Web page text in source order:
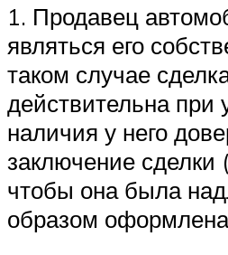
1. Продавец
являться его
таком случае
действительна при
наличия у него
заключение сделки
чтобы она была
образом